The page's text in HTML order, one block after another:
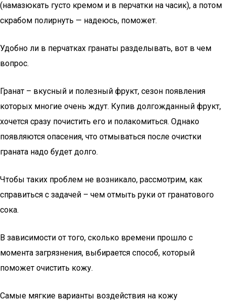
(намазюкать густо кремом и в перчатки на часик), а потом
скрабом полирнуть — надеюсь, поможет.
Удобно ли в перчатках гранаты разделывать, вот в чем
вопрос.
Гранат – вкусный и полезный фрукт, сезон появления
которых многие очень ждут. Купив долгожданный фрукт,
хочется сразу почистить его и полакомиться. Однако
появляются опасения, что отмываться после очистки
граната надо будет долго.
Чтобы таких проблем не возникало, рассмотрим, как
справиться с задачей – чем отмыть руки от гранатового
сока.
В зависимости от того, сколько времени прошло с
момента загрязнения, выбирается способ, который
поможет очистить кожу.
Самые мягкие варианты воздействия на кожу